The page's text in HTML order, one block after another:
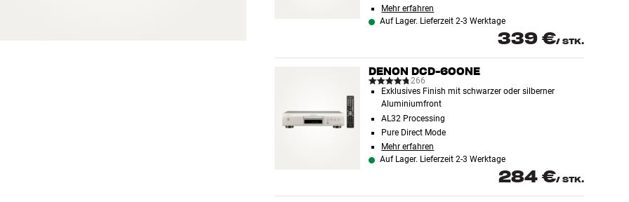
Mehr erfahren
Auf Lager. Lieferzeit 2-3 Werktage
339 €/ STK.
DENON DCD-600NE
266
Exklusives Finish mit schwarzer oder silberner
Aluminiumfront
AL32 Processing
Pure Direct Mode
Mehr erfahren
Auf Lager. Lieferzeit 2-3 Werktage
284 €/ STK.